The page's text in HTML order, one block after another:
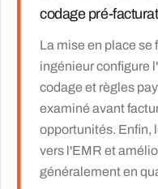
codage pré-
La mise en place se
ingénieur configure
codage et règles
examiné avant
opportunités. Enfin,
vers l'EMR et
généralement en